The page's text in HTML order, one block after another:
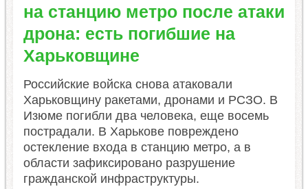
на станцию ​​метро после атаки
дрона: есть погибшие на
Харьковщине
Российские войска снова атаковали
Харьковщину ракетами, дронами и РСЗО. В
Изюме погибли два человека, еще восемь
пострадали. В Харькове повреждено
остекление входа в станцию ​​метро, ​​а в
области зафиксировано разрушение
гражданской инфраструктуры.